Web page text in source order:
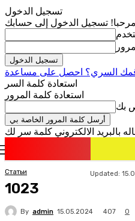
تسجيل الدخول
مرحبا! تسجيل الدخول إلى حسابك
السري؟ احصل على مساعدة
استعادة كلمة السر
استعادة كلمة المرور
بك
Статьи Updated:
1023
By admin 15.05.2024 407 0